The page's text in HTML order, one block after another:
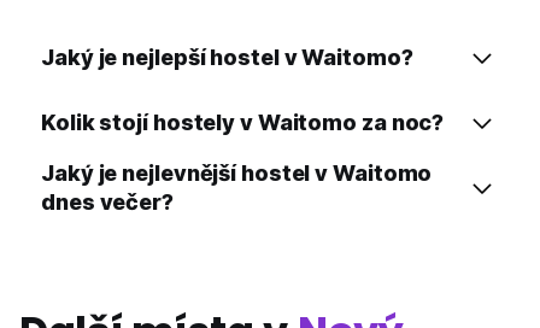
Jaký je nejlepší hostel v Waitomo?
Kolik stojí hostely v Waitomo za noc?
Jaký je nejlevnější hostel v Waitomo
dnes večer?